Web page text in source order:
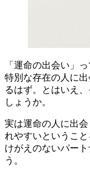
「運命の出会い」
特別な存在の人に
るはず。とはいえ
しょうか。
実は運命の人に出
れやすいというこ
けがえのないパー
う。